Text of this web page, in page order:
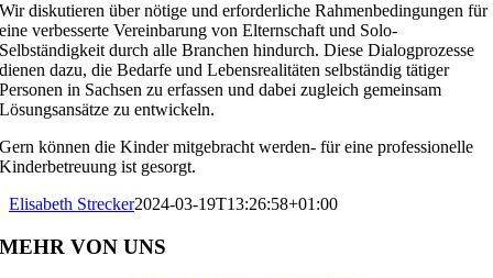
Wir diskutieren über nötige und erforderliche Rahmenbedingungen für
eine verbesserte Vereinbarung von Elternschaft und Solo-
Selbständigkeit durch alle Branchen hindurch. Diese Dialogprozesse
dienen dazu, die Bedarfe und Lebensrealitäten selbständig tätiger
Personen in Sachsen zu erfassen und dabei zugleich gemeinsam
Lösungsansätze zu entwickeln.
Gern können die Kinder mitgebracht werden- für eine professionelle
Kinderbetreuung ist gesorgt.
Elisabeth Strecker2024-03-19T13:26:58+01:00
MEHR VON UNS